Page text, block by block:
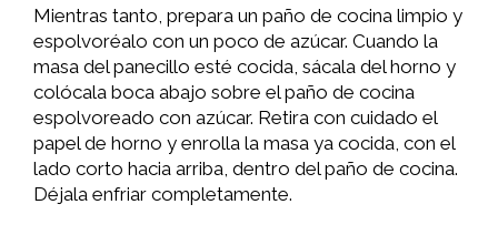
Mientras tanto, prepara un paño de cocina limpio y
espolvoréalo con un poco de azúcar. Cuando la
masa del panecillo esté cocida, sácala del horno y
colócala boca abajo sobre el paño de cocina
espolvoreado con azúcar. Retira con cuidado el
papel de horno y enrolla la masa ya cocida, con el
lado corto hacia arriba, dentro del paño de cocina.
Déjala enfriar completamente.